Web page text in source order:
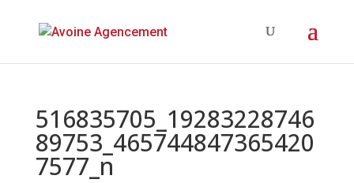
516835705_19283228746
89753_465744847365420
7577_n